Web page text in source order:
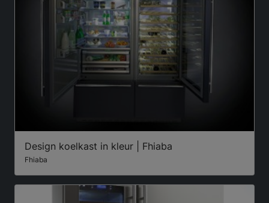
Design koelkast in kleur | Fhiaba
Fhiaba